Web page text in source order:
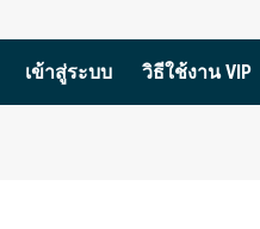
เข้าสู่ระบบ วิธีใช้งาน VIP